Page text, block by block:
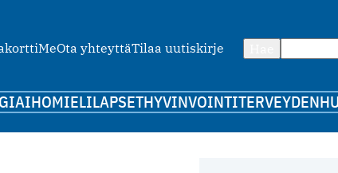
MeOta yhteyttäTilaa uutiskirje
IHOMIELILAPSETHYVINVOINTI